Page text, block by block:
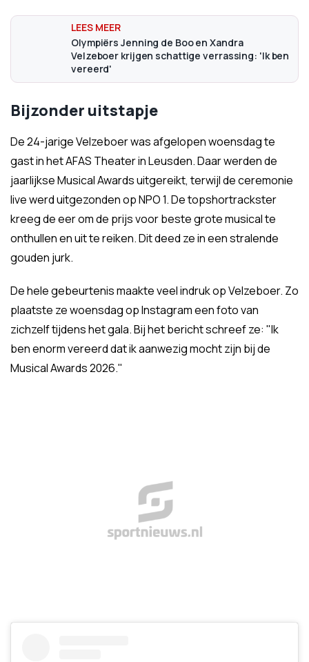
Olympiërs Jenning de Boo en Xandra
Velzeboer krijgen schattige verrassing: 'Ik ben
vereerd'
Bijzonder uitstapje
De 24-jarige Velzeboer was afgelopen woensdag te
gast in het AFAS Theater in Leusden. Daar werden de
jaarlijkse Musical Awards uitgereikt, terwijl de ceremonie
live werd uitgezonden op NPO 1. De topshortrackster
kreeg de eer om de prijs voor beste grote musical te
onthullen en uit te reiken. Dit deed ze in een stralende
gouden jurk.
De hele gebeurtenis maakte veel indruk op Velzeboer. Zo
plaatste ze woensdag op Instagram een foto van
zichzelf tijdens het gala. Bij het bericht schreef ze: "Ik
ben enorm vereerd dat ik aanwezig mocht zijn bij de
Musical Awards 2026."